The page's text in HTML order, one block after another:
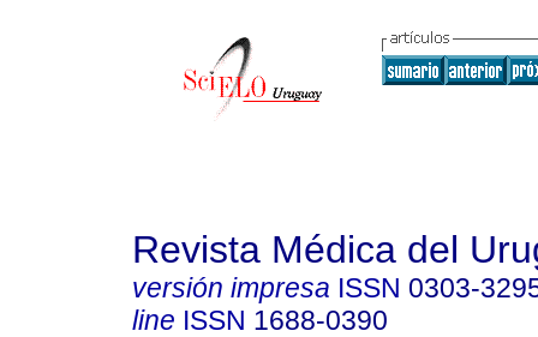
Revista Médica del
versión impresa ISSN 0303-
line ISSN 1688-0390